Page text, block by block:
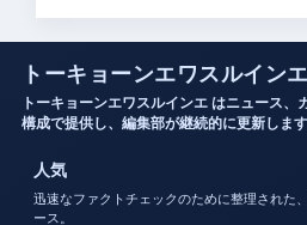
トーキョーンエワスルインエ
トーキョーンエワスルインエ はニュース
構成で提供し、編集部が継続的に更新します
人気
迅速なファクトチェックのために整理された
ース。